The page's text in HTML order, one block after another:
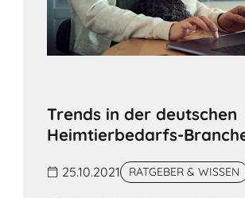
Trends in der deutschen
Heimtierbedarfs-
25.10.2021 RATGEBER & WISSEN